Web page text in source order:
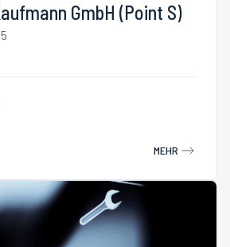
GmbH (Point S)
MEHR